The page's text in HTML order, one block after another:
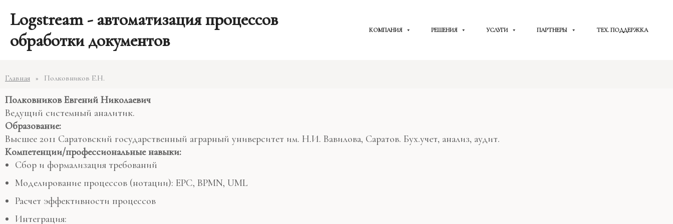
содержимому
Logstream - автоматизация процессов
обработки документов
КОМПАНИЯ РЕШЕНИЯ УСЛУГИ ПАРТНЕРЫ ТЕХ. ПОДДЕРЖКА
Главная Полковников Е.Н.
Полковников Евгений Николаевич
Ведущий системный аналитик.
Образование:
Высшее 2011 Саратовский государственный аграрный университет им. Н.И. Вавилова, Саратов. Бух.учет, анализ, аудит.
Компетенции/профессиональные навыки:
Сбор и формализация требований
Моделирование процессов (нотации): EPC, BPMN, UML
Расчет эффективности процессов
Интеграция:
navigation